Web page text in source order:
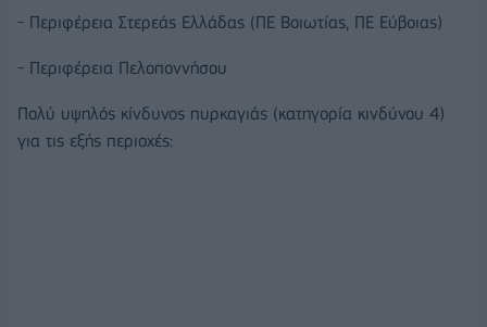
- Περιφέρεια Στερεάς Ελλάδας (ΠΕ Βοιωτίας, ΠΕ Εύβοιας)
- Περιφέρεια Πελοποννήσου
Πολύ υψηλός κίνδυνος πυρκαγιάς (κατηγορία κινδύνου 4)
για τις εξής περιοχές: